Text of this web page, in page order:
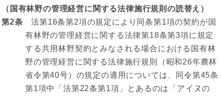
（国有林野の管理経営に関する法律施行規則の読替え）
第2条 法第16条第2項の規定により同条第1項の契約が国
有林野の管理経営に関する法律第18条第3項に規定
する共用林野契約とみなされる場合における国有林
野の管理経営に関する法律施行規則（昭和26年農林
省令第40号）の規定の適用については、同令第45条
第1項中「法第22条第1項」とあるのは「アイヌの